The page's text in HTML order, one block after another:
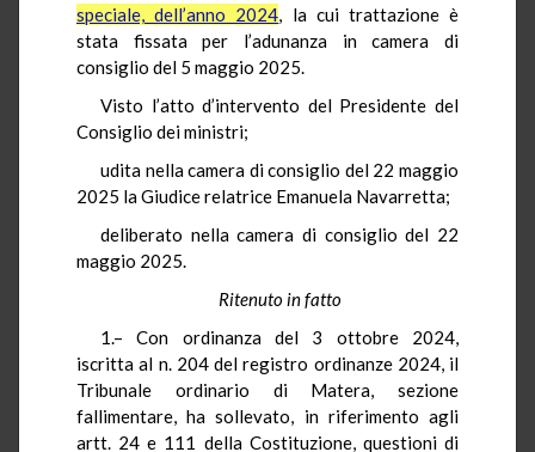
speciale, dell’anno 2024, la cui trattazione è
stata fissata per l’adunanza in camera di
consiglio del 5 maggio 2025.
Visto l’atto d’intervento del Presidente del
Consiglio dei ministri;
udita nella camera di consiglio del 22 maggio
2025 la Giudice relatrice Emanuela Navarretta;
deliberato nella camera di consiglio del 22
maggio 2025.
Ritenuto in fatto
1.– Con ordinanza del 3 ottobre 2024,
iscritta al n. 204 del registro ordinanze 2024, il
Tribunale ordinario di Matera, sezione
fallimentare, ha sollevato, in riferimento agli
artt. 24 e 111 della Costituzione, questioni di